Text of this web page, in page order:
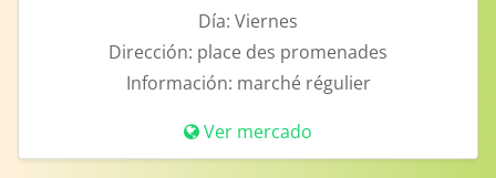
Día: Viernes
Dirección: place des promenades
Información: marché régulier
Ver mercado